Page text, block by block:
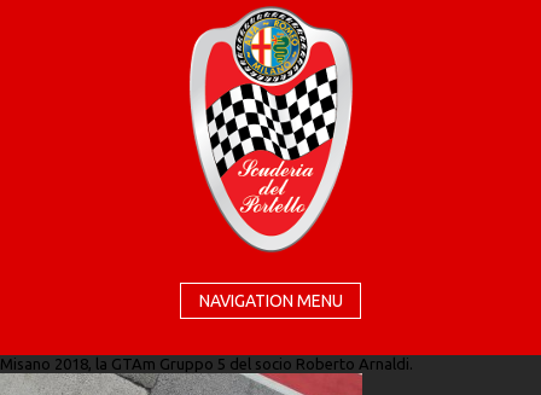
NAVIGATION MENU
Misano 2018, la GTAm Gruppo 5 del socio Roberto Arnaldi.